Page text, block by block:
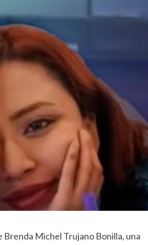
Brenda Michel Trujano Bonilla, una